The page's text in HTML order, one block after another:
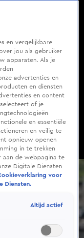
en vergelijkbare
jou als gebruiker
apparaten. Als je
advertenties en
en diensten
en content
of je
en essentiële
en veilig te
opnieuw openen
in te trekken
aan de webpagina te
Digitale Diensten
voor
Diensten.
Altijd actief